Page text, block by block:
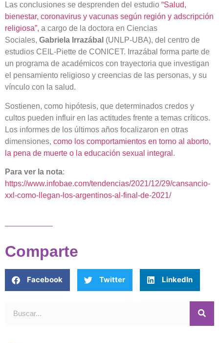
Las conclusiones se desprenden del estudio “Salud,
bienestar, coronavirus y vacunas según región y adscripción
religiosa”, a cargo de la doctora en Ciencias
Sociales, Gabriela Irrazábal (UNLP-UBA), del centro de
estudios CEIL-Piette de CONICET. Irrazábal forma parte de
un programa de académicos con trayectoria que investigan
el pensamiento religioso y creencias de las personas, y su
vínculo con la salud.
Sostienen, como hipótesis, que determinados credos y
cultos pueden influir en las actitudes frente a temas críticos.
Los informes de los últimos años focalizaron en otras
dimensiones, como los comportamientos en torno al aborto,
la pena de muerte o la educación sexual integral .
Para ver la nota:
https://www.infobae.com/tendencias/2021/12/29/cansancio-
xxl-como-llegan-los-argentinos-al-final-de-2021/
Comparte
Facebook Twitter LinkedIn